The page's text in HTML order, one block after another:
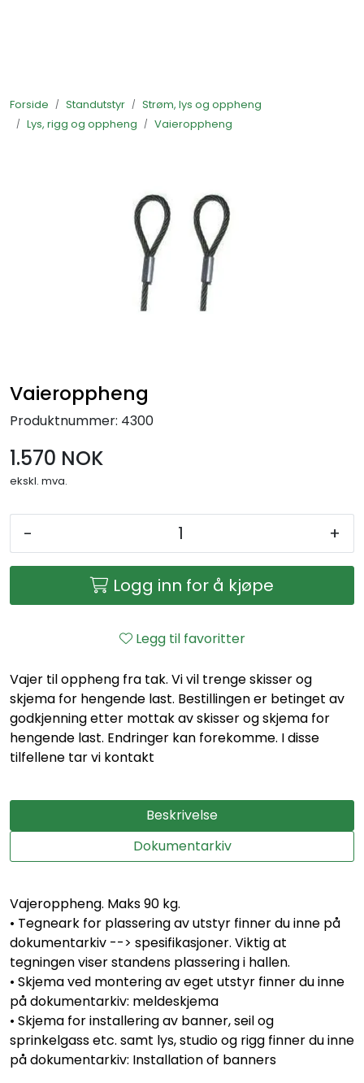
Forside Standutstyr
Strøm, lys og oppheng
Lys, rigg og oppheng
Vaieroppheng
Vaieroppheng
Produktnummer: 4300
1.570 NOK
ekskl. mva.
- +
Logg inn for å kjøpe
Legg til favoritter
Vajer til oppheng fra tak. Vi vil trenge skisser og
skjema for hengende last. Bestillingen er betinget av
godkjenning etter mottak av skisser og skjema for
hengende last. Endringer kan forekomme. I disse
tilfellene tar vi kontakt
Beskrivelse
Dokumentarkiv
Vajeroppheng. Maks 90 kg.
• Tegneark for plassering av utstyr finner du inne på
dokumentarkiv --> spesifikasjoner. Viktig at
tegningen viser standens plassering i hallen.
• Skjema ved montering av eget utstyr finner du inne
på dokumentarkiv: meldeskjema
• Skjema for installering av banner, seil og
sprinkelgass etc. samt lys, studio og rigg finner du inne
på dokumentarkiv: Installation of banners
Standutstyr